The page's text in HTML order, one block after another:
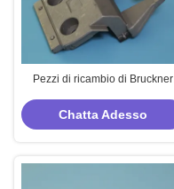
Pezzi di ricambio di Bruckner
Material
Chatta Adesso